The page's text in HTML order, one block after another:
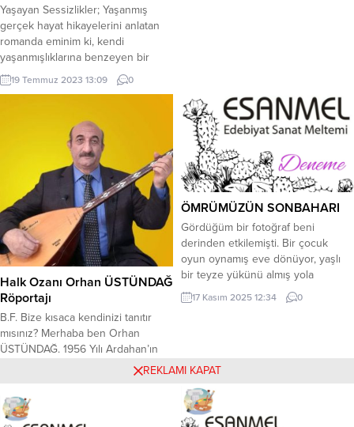
Yaşayan Sessizlikler; Yaşanmış
gerçek hayat hikayelerini anlatan
romanda eminim ki, kendi
yaşanmışlıklarına benzeyen bir
duygu mutlaka bulacaksın.
19 Temmuz 2023 13:09 0
Halk Ozanı Orhan ÜSTÜNDAĞ
Röportajı
B.F. Bize kısaca kendinizi tanıtır
mısınız? Merhaba ben Orhan
ÜSTÜNDAĞ. 1956 Yılı Ardahan’ın
Göle İlçesinde Dedekılıç Köyünde
çocuğuyum. Evliyim ve 4 çocuk
babasıyım; iki oğlum iki kızım
ÖMRÜMÜZÜN SONBAHARI
Gördüğüm bir fotoğraf beni
derinden etkilemişti. Bir çocuk
oyun oynamış eve dönüyor, yaşlı
bir teyze yükünü almış yola
düşmüş. Bu iki kişi yolda
karşılaşıyorlar. Altına da çok anlamlı
vardır. Belki öylece bakıp geçtik
belki benim gibi...
17 Kasım 2025 12:34 0
REKLAMI KAPAT